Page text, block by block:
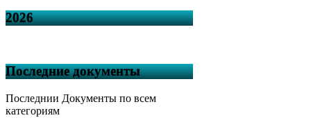
2026
Последние документы
Последнии Документы по всем
категориям